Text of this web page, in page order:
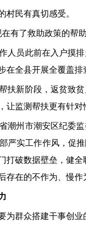
村民有真切感受。
有了救助政策的帮
人员此前在入户摸
在全县开展全覆盖
扶新阶段，返贫致
让监测帮扶更有针
潮州市潮安区纪委
严实工作作风，促
打破数据壁垒，健
存在的不作为、慢作
为群众搭建干事创